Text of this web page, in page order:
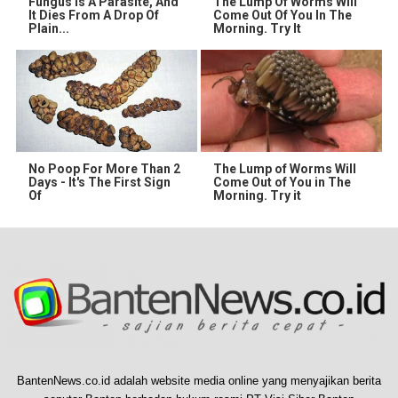
It Dies From A Drop Of
Plain...
Come Out Of You In The
Morning. Try It
No Poop For More Than 2
Days - It's The First Sign
Of
The Lump of Worms Will
Come Out of You in The
Morning. Try it
BantenNews.co.id adalah website media online yang menyajikan berita